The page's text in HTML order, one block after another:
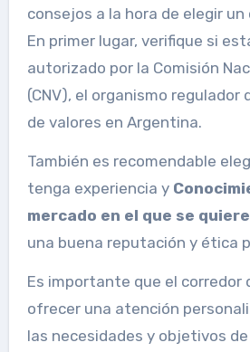
consejos a la hora de elegir un
En primer lugar, verifique si
autorizado por la Comisión
(CNV), el organismo regulador
de valores en Argentina.
También es recomendable
tenga experiencia y
mercado en el que se
una buena reputación y ética
Es importante que el corredor
ofrecer una atención
las necesidades y objetivos